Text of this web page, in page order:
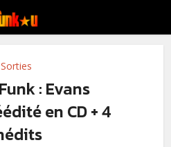
Sorties
: Evans
en CD + 4